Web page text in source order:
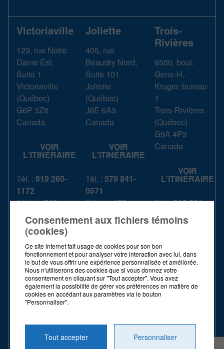
Victoriaville
129, rue Notre
Dame Est,
Suite 1
Victoriaville
(Québec)
G6P 3Z8
Canada
VOIR
L'ITINÉRAIRE
Tél. : 819 260-
1172
Téléc. :819
604-1193
S. Frais :1 844
739-3439
HEURES
D'OUVERTURE
LUNDI -
VENDREDI
8 h - 16 h
Joliette
405, rue
Beaudry Nord,
Suite 101
Joliette
(Québec)
J6E 6A9
Canada
VOIR
L'ITINÉRAIRE
Tél. : 579 841-
0571
Téléc. :450-
759-7079
S. Frais :1 844
HEURES
D'OUVERTURE
LUNDI -
8 h - 16 h
Trois-
Rivières
6500, boul.
Gene-H.-
Kruger, bureau
1
Trois-Rivières
(Québec)
G9A 4P3
Canada
VOIR
L'ITINÉRAIRE
Tél. :819 801-
9797
Téléc. :819
S. Frais :1 844
739-3439
HEURES
D'OUVERTURE
VENDREDI
Consentement aux fichiers témoins
(cookies)
Ce site internet fait usage de cookies pour son bon
fonctionnement et pour analyser votre interaction avec lui, dans
le but de vous offrir une expérience personnalisée et améliorée.
Nous n'utiliserons des cookies que si vous donnez votre
consentement en cliquant sur "Tout accepter". Vous avez
également la possibilité de gérer vos préférences en matière de
cookies en accédant aux paramètres via le bouton
"Personnaliser".
Tout accepter Personnaliser